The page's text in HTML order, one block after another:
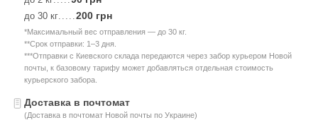
до 30 кг.....200 грн
*Максимальный вес отправления — до 30 кг.
**Срок отправки: 1–3 дня.
***Отправки с Киевского склада передаются через забор курьером Новой
почты, к базовому тарифу может добавляться отдельная стоимость
курьерского забора.
Доставка в почтомат
(Доставка в почтомат Новой почты по Украине)